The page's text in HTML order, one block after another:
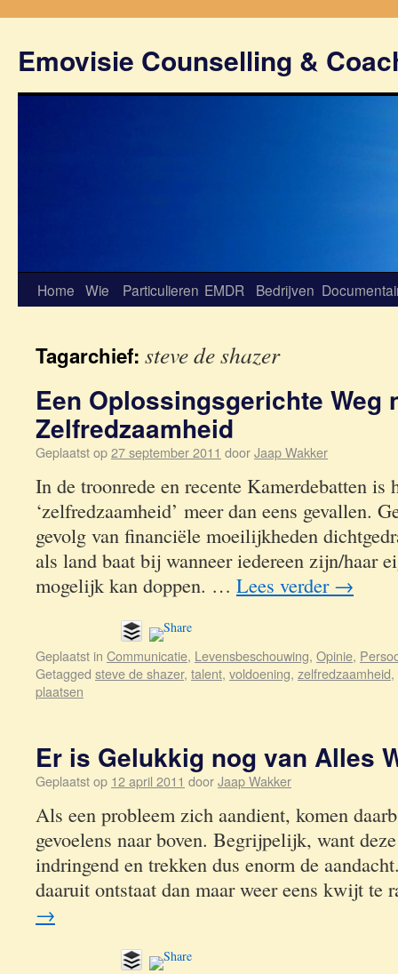
Emovisie Counselling &
Home Wie Particulieren EMDR Bedrijven
Tagarchief: steve de shazer
Een Oplossingsgerichte Weg
Zelfredzaamheid
Geplaatst op27 september 2011 doorJaap Wakker
In de troonrede en recente Kamerdebatten is
‘zelfredzaamheid’ meer dan eens gevallen.
gevolg van financiële moeilijkheden
als land baat bij wanneer iedereen zijn/haar
mogelijk kan doppen. … Lees verder →
Geplaatst in Communicatie, Levensbeschouwing, Opinie,
Getagged steve de shazer, talent, voldoening, zelfredzaamheid,
plaatsen
Er is Gelukkig nog van Alles
Geplaatst op 12 april 2011 doorJaap Wakker
Als een probleem zich aandient, komen
gevoelens naar boven. Begrijpelijk, want
indringend en trekken dus enorm de
daaruit ontstaat dan maar weer eens kwijt
→